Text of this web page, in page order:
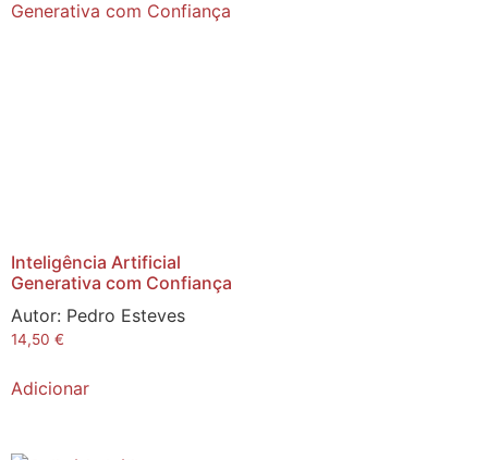
Inteligência Artificial
Generativa com Confiança
Autor: Pedro Esteves
14,50 €
Adicionar